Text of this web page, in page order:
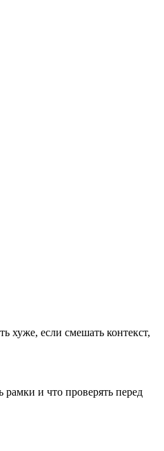
хуже, если смешать контекст,
рамки и что проверять перед